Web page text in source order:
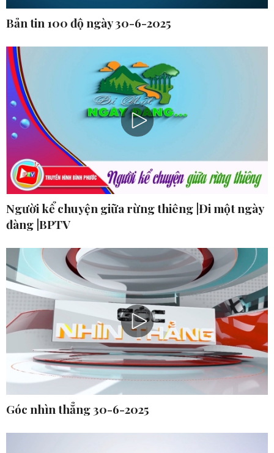
Bản tin 100 độ ngày 30-6-2025
Người kể chuyện giữa rừng thiêng |Đi một ngày
đàng |BPTV
Góc nhìn thẳng 30-6-2025